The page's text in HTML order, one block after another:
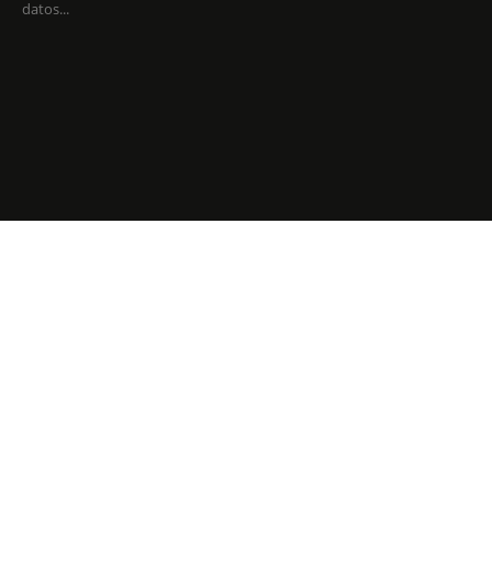
datos...